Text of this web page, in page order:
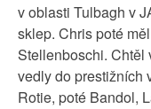
v oblasti Tulbagh v
sklep. Chris poté
Stellenboschi. Chtěl
vedly do prestižních
Rotie, poté Bandol,